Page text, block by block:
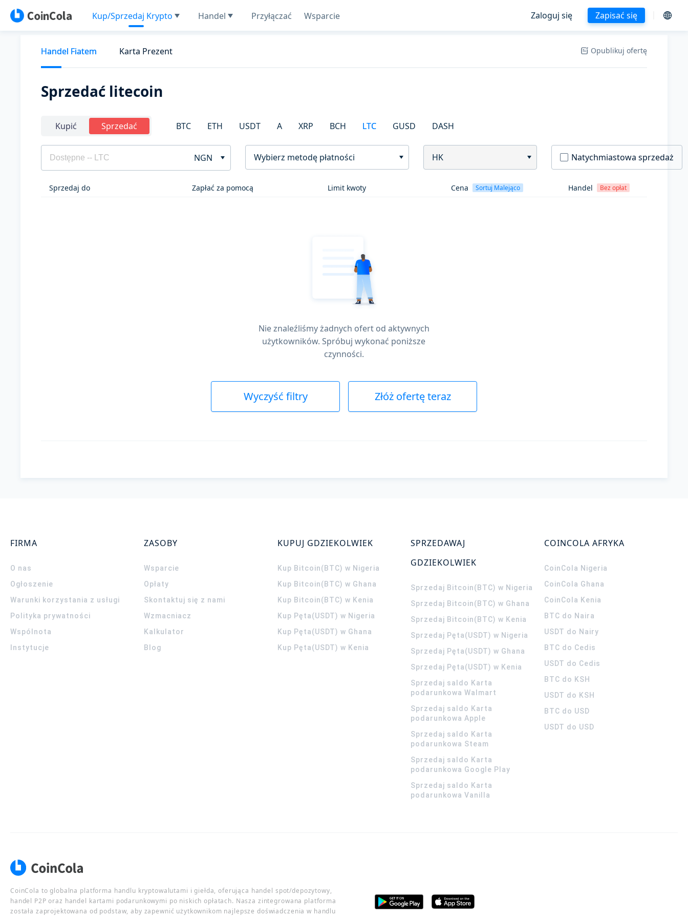
Kup/Sprzedaj Krypto Handel Przyłączać Wsparcie Zaloguj się Zapisać się
Handel Fiatem Karta Prezent Opublikuj ofertę
Sprzedać litecoin
Kupić Sprzedać BTC ETH USDT A XRP BCH LTC GUSD DASH
NGN Wybierz metodę płatności HK Natychmiastowa sprzedaż
Sprzedaj do Zapłać za pomocą Limit kwoty Cena Sortuj Malejąco Handel Bez opłat
Nie znaleźliśmy żadnych ofert od aktywnych
użytkowników. Spróbuj wykonać poniższe
czynności.
Wyczyść filtry Złóż ofertę teraz
FIRMA
O nas
Ogłoszenie
Warunki korzystania z usługi
Polityka prywatności
Wspólnota
Instytucje
ZASOBY
Wsparcie
Opłaty
Skontaktuj się z nami
Wzmacniacz
Kalkulator
Blog
KUPUJ GDZIEKOLWIEK
Kup Bitcoin(BTC) w Nigeria
Kup Bitcoin(BTC) w Ghana
Kup Bitcoin(BTC) w Kenia
Kup Pęta(USDT) w Nigeria
Kup Pęta(USDT) w Ghana
Kup Pęta(USDT) w Kenia
SPRZEDAWAJ
GDZIEKOLWIEK
Sprzedaj Bitcoin(BTC) w Nigeria
Sprzedaj Bitcoin(BTC) w Ghana
Sprzedaj Bitcoin(BTC) w Kenia
Sprzedaj Pęta(USDT) w Nigeria
Sprzedaj Pęta(USDT) w Ghana
Sprzedaj Pęta(USDT) w Kenia
Sprzedaj saldo Karta
podarunkowa Walmart
Sprzedaj saldo Karta
podarunkowa Apple
Sprzedaj saldo Karta
podarunkowa Steam
Sprzedaj saldo Karta
podarunkowa Google Play
Sprzedaj saldo Karta
podarunkowa Vanilla
COINCOLA AFRYKA
CoinCola Nigeria
CoinCola Ghana
CoinCola Kenia
BTC do Naira
USDT do Nairy
BTC do Cedis
USDT do Cedis
BTC do KSH
USDT do KSH
BTC do USD
USDT do USD
CoinCola to globalna platforma handlu kryptowalutami i giełda, oferująca handel spot/depozytowy,
handel P2P oraz handel kartami podarunkowymi po niskich opłatach. Nasza zintegrowana platforma
została zaprojektowana od podstaw, aby zapewnić użytkownikom najlepsze doświadczenia w handlu